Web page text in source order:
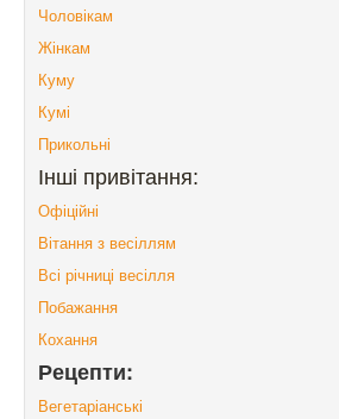
Чоловікам
Жінкам
Куму
Кумі
Прикольні
Інші привітання:
Офіційні
Вітання з весіллям
Всі річниці весілля
Побажання
Кохання
Рецепти:
Вегетаріанські